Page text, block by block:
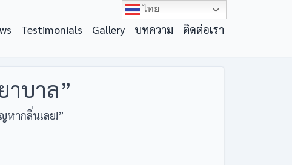
Testimonials Gallery บทความ ติดต่อเรา
าบาล”
หากลิ่นเลย!”
ไทย